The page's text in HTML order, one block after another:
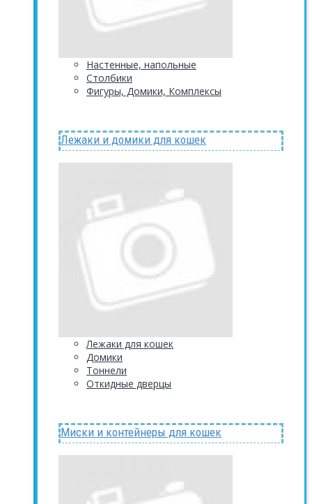
Настенные, напольные
Столбики
Фигуры, Домики, Комплексы
Лежаки и домики для кошек
Лежаки для кошек
Домики
Тоннели
Откидные дверцы
Миски и контейнеры для кошек